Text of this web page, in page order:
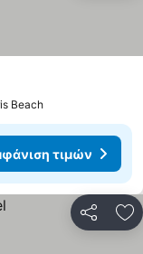
Beach
τιμών